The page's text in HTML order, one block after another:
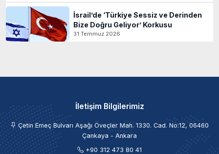
İsrail’de ‘Türkiye Sessiz ve Derinden
Bize Doğru Geliyor’ Korkusu
31 Temmuz 2026
İletişim Bilgilerimiz
Çetin Emeç Bulvarı Aşağı Öveçler Mah. 1330. Cad. No:12, 06460
Çankaya - Ankara
+90 312 473 80 41